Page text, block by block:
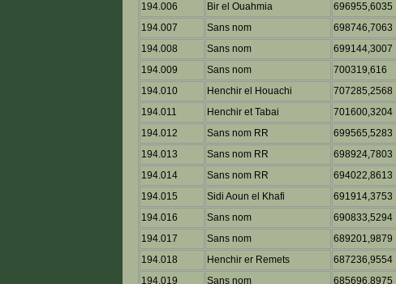
194.006
Bir el Ouahmia 696955,6035
194.007
Sans nom 698746,7063
194.008
Sans nom 699144,3007
194.009
Sans nom 700319,616
194.010
Henchir el Houachi 707285,2568
194.011
Henchir et Tabai 701600,3204
194.012
Sans nom RR 699565,5283
194.013
Sans nom RR 698924,7803
194.014
Sans nom RR 694022,8613
194.015
Sidi Aoun el Khafi 691914,3753
194.016
Sans nom 690833,5294
194.017
Sans nom 689201,9879
194.018
Henchir er Remets 687236,9554
194.019
Sans nom 685696,8975